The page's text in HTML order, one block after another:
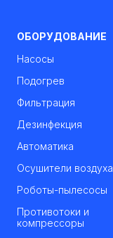
ОБОРУДОВАНИЕ
Насосы
Подогрев
Фильтрация
Дезинфекция
Автоматика
Осушители воздуха
Роботы-пылесосы
Противотоки и
компрессоры